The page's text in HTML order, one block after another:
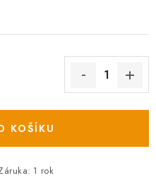
KOŠÍKU
: 1 rok